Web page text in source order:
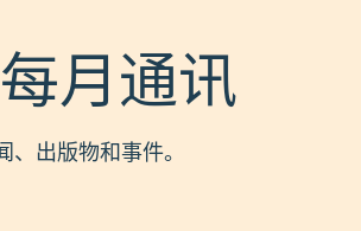
月通讯
、出版物和事件。